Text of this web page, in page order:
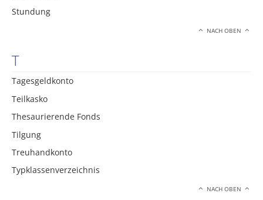
Stundung
NACH OBEN
T
Tagesgeldkonto
Teilkasko
Thesaurierende Fonds
Tilgung
Treuhandkonto
Typklassenverzeichnis
NACH OBEN